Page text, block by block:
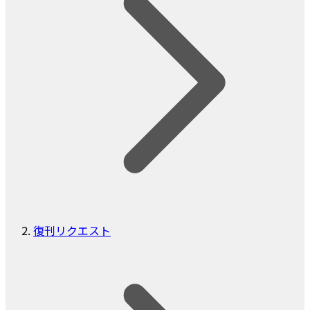
復刊リクエスト